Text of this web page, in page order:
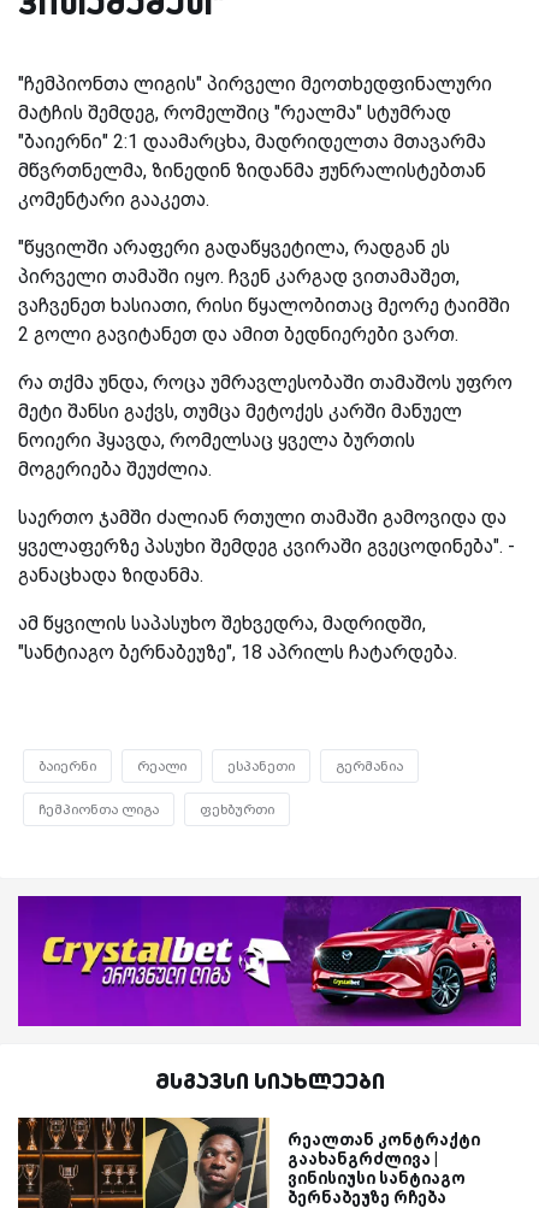
"ჩემპიონთა ლიგის" პირველი მეოთხედფინალური
მატჩის შემდეგ, რომელშიც "რეალმა" სტუმრად
"ბაიერნი" 2:1 დაამარცხა, მადრიდელთა მთავარმა
მწვრთნელმა, ზინედინ ზიდანმა ჟუნრალისტებთან
კომენტარი გააკეთა.
"წყვილში არაფერი გადაწყვეტილა, რადგან ეს
პირველი თამაში იყო. ჩვენ კარგად ვითამაშეთ,
ვაჩვენეთ ხასიათი, რისი წყალობითაც მეორე ტაიმში
2 გოლი გავიტანეთ და ამით ბედნიერები ვართ.
რა თქმა უნდა, როცა უმრავლესობაში თამაშოს უფრო
მეტი შანსი გაქვს, თუმცა მეტოქეს კარში მანუელ
ნოიერი ჰყავდა, რომელსაც ყველა ბურთის
მოგერიება შეუძლია.
საერთო ჯამში ძალიან რთული თამაში გამოვიდა და
ყველაფერზე პასუხი შემდეგ კვირაში გვეცოდინება". -
განაცხადა ზიდანმა.
ამ წყვილის საპასუხო შეხვედრა, მადრიდში,
"სანტიაგო ბერნაბეუზე", 18 აპრილს ჩატარდება.
ბაიერნი რეალი ესპანეთი გერმანია
ჩემპიონთა ლიგა ფეხბურთი
მსგავსი სიახლეები
რეალთან კონტრაქტი
გაახანგრძლივა |
ვინისიუსი სანტიაგო
ბერნაბეუზე რჩება